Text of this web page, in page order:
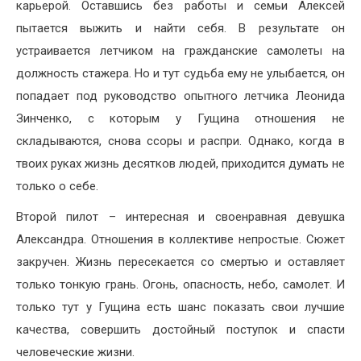
карьерой. Оставшись без работы и семьи Алексей
пытается выжить и найти себя. В результате он
устраивается летчиком на гражданские самолеты на
должность стажера. Но и тут судьба ему не улыбается, он
попадает под руководство опытного летчика Леонида
Зинченко, с которым у Гущина отношения не
складываются, снова ссоры и распри. Однако, когда в
твоих руках жизнь десятков людей, приходится думать не
только о себе.
Второй пилот – интересная и своенравная девушка
Александра. Отношения в коллективе непростые. Сюжет
закручен. Жизнь пересекается со смертью и оставляет
только тонкую грань. Огонь, опасность, небо, самолет. И
только тут у Гущина есть шанс показать свои лучшие
качества, совершить достойный поступок и спасти
человеческие жизни.